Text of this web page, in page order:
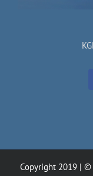
Copyright 2019 | ©